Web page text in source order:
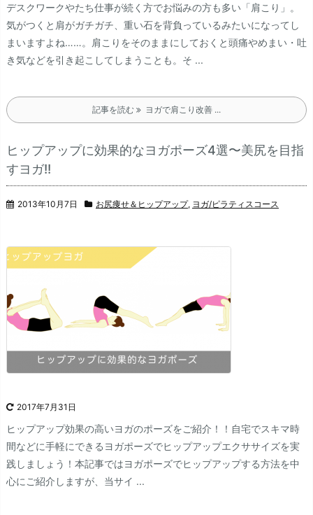
デスクワークやたち仕事が続く方でお悩みの方も多い「肩こり」。
気がつくと肩がガチガチ、重い石を背負っているみたいになってし
まいますよね……。肩こりをそのままにしておくと頭痛やめまい・吐
き気などを引き起こしてしまうことも。そ ...
記事を読む ヨガで肩こり改善 ...
ヒップアップに効果的なヨガポーズ4選〜美尻を目指
すヨガ!!
2013年10月7日 お尻痩せ＆ヒップアップ, ヨガ/ピラティスコース
2017年7月31日
ヒップアップ効果の高いヨガのポーズをご紹介！！ 自宅でスキマ時
間などに手軽にできるヨガポーズでヒップアップエクササイズを実
践しましょう！ 本記事ではヨガポーズでヒップアップする方法を中
心にご紹介しますが、当サイ ...